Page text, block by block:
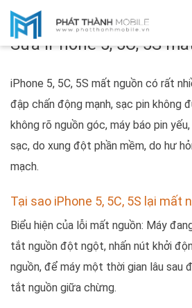
Chủ đề
Sửa iPhone 5, 5C, 5S
iPhone 5, 5C, 5S mất nguồn có rất
đập chấn động mạnh, sạc pin không
không rõ nguồn góc, máy báo pin
sạc, do xung đột phần mềm, do hư
mạch.
Tại sao iPhone 5, 5C, 5S lại mất
Biểu hiện của lỗi mất nguồn: Máy
tắt nguồn đột ngột, nhấn nút khởi
nguồn, để máy một thời gian lâu sau
tắt nguồn giữa chừng.